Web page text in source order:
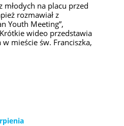
na placu przed
rozmawiał z
Youth Meeting”,
wideo przedstawia
mieście św. Franciszka,